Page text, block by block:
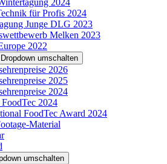
2024
für Profis 2024
Junge DLG 2023
Melken 2023
2022
Dropdown umschalten
2026
2025
2024
2024
FoodTec Award 2024
Material
umschalten